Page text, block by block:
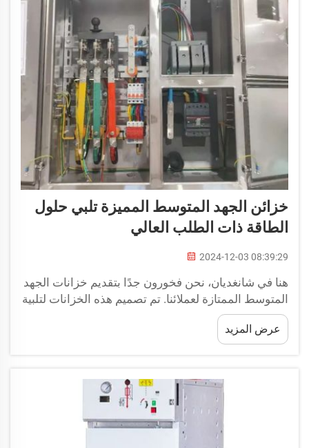
خزائن الجهد المتوسط المميزة تلبي حلول
الطاقة ذات الطلب العالي
2024-12-03 08:39:29
هنا في شانغديان، نحن فخورون جدًا بتقديم خزانات الجهد
المتوسط الممتازة لعملائنا. تم تصميم هذه الخزانات لتلبية
متطلبات الطاقة العالية. وهي مصممة باستخدام أحدث
التقنيات لتمكينها من العمل بفعالية في مختلف الظروف...
عرض المزيد